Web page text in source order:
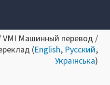
VMI Машинный перевод /
(English, Русский,
Українська)